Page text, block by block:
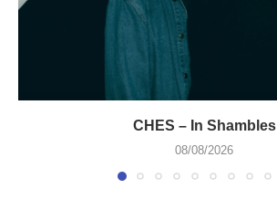
CHES – In Shambles
08/08/2026